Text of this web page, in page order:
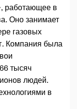
работающее в
Оно занимает
газовых
Компания была
тысяч
людей.
в